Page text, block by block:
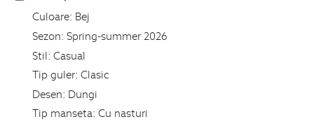
Culoare: Bej
Sezon: Spring-summer 2026
Stil: Casual
Tip guler: Clasic
Desen: Dungi
Tip manseta: Cu nasturi